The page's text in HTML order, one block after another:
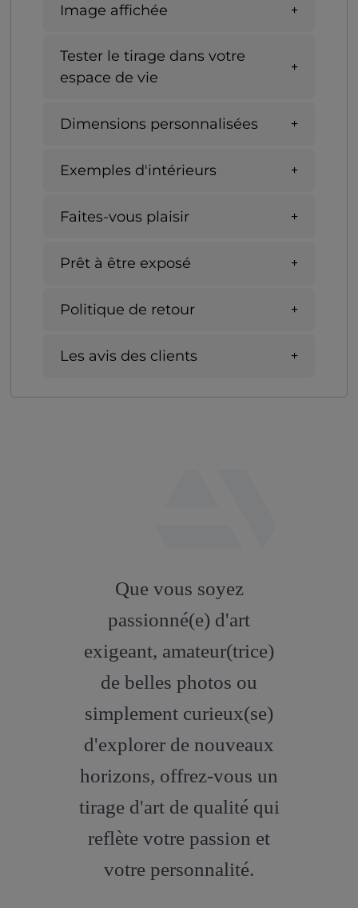
Image affichée
Tester le tirage dans votre
espace de vie
Dimensions personnalisées
Exemples d'intérieurs
Faites-vous plaisir
Prêt à être exposé
Politique de retour
Les avis des clients
artstation
Que vous soyez
passionné(e) d'art
exigeant, amateur(trice)
de belles photos ou
simplement curieux(se)
d'explorer de nouveaux
horizons, offrez-vous un
tirage d'art de qualité qui
reflète votre passion et
votre personnalité.